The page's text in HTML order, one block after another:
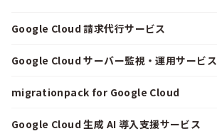
Google Cloud 請求代行サービス
Google Cloud サーバー監視・運用サービス
migrationpack for Google Cloud
Google Cloud 生成 AI 導入支援サービス